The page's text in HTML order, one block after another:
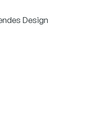
Design